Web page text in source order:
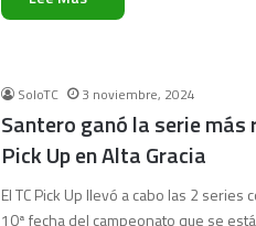
SoloTC 3 noviembre, 2024
Santero ganó la serie más
Pick Up en Alta Gracia
El TC Pick Up llevó a cabo las 2
10ª fecha del campeonato que se